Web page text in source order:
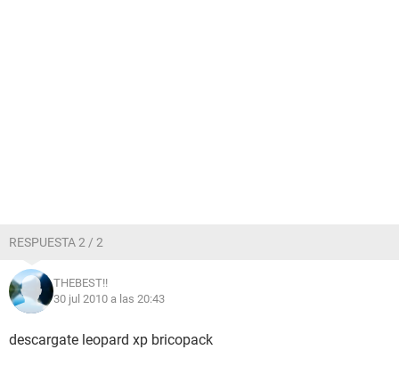
RESPUESTA 2 / 2
THEBEST!!
30 jul 2010 a las 20:43
descargate leopard xp bricopack